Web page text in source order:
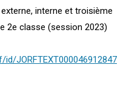
interne et troisième
2e classe (session 2023)
JORFTEXT000046912847